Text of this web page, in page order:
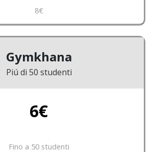
8€
Gymkhana
Piú di 50 studenti
6€
Fino a 50 studenti